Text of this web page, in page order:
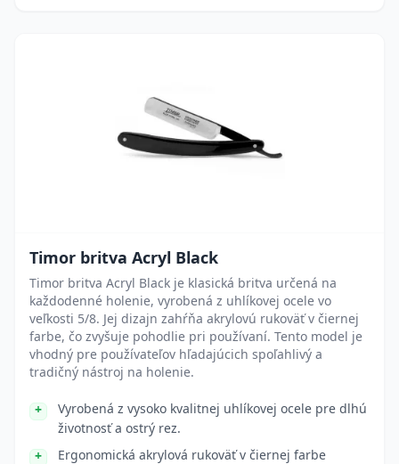
Timor britva Acryl Black
Timor britva Acryl Black je klasická britva určená na
každodenné holenie, vyrobená z uhlíkovej ocele vo
veľkosti 5/8. Jej dizajn zahŕňa akrylovú rukoväť v čiernej
farbe, čo zvyšuje pohodlie pri používaní. Tento model je
vhodný pre používateľov hľadajúcich spoľahlivý a
tradičný nástroj na holenie.
Vyrobená z vysoko kvalitnej uhlíkovej ocele pre dlhú
životnosť a ostrý rez.
Ergonomická akrylová rukoväť v čiernej farbe